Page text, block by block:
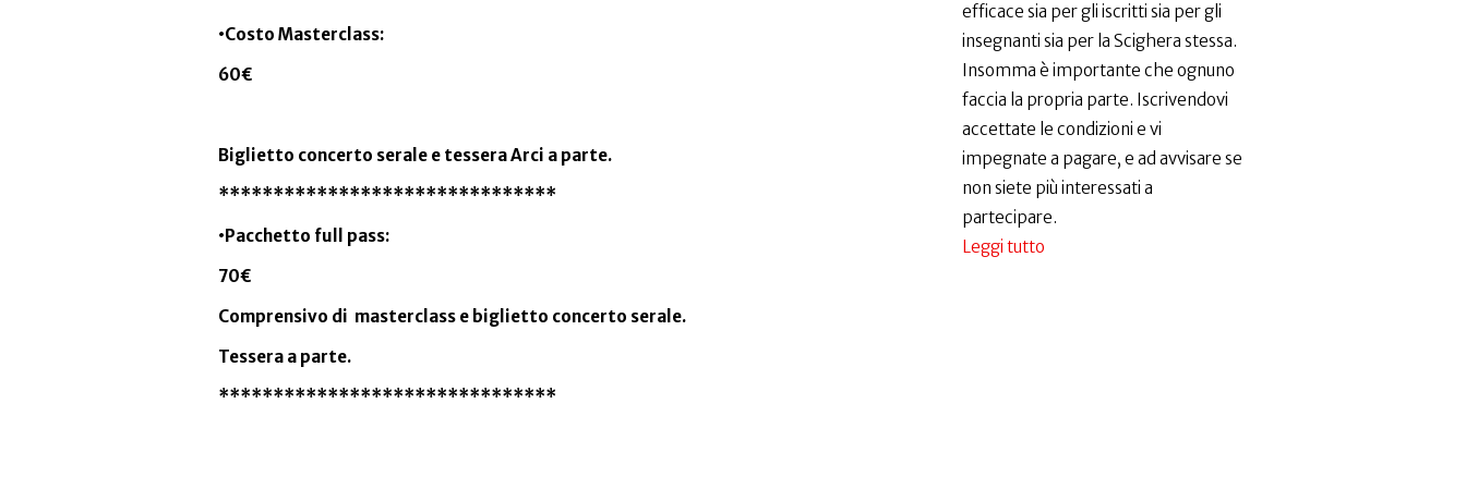
•Costo Masterclass:
60€
Biglietto concerto serale e tessera Arci a parte.
*******************************
•Pacchetto full pass:
70€
Comprensivo di masterclass e biglietto concerto serale.
Tessera a parte.
*******************************
efficace sia per gli iscritti sia per gli
insegnanti sia per la Scighera stessa.
Insomma è importante che ognuno
faccia la propria parte. Iscrivendovi
accettate le condizioni e vi
impegnate a pagare, e ad avvisare se
non siete più interessati a
partecipare.
Leggi tutto